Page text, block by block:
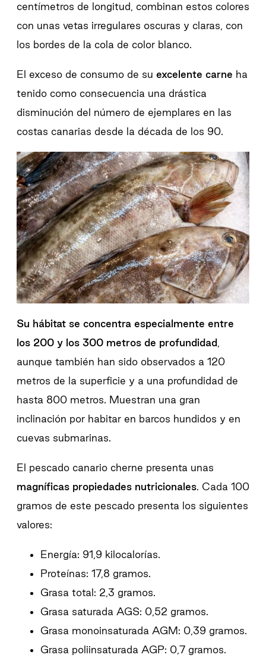
centímetros de longitud, combinan estos colores
con unas vetas irregulares oscuras y claras, con
los bordes de la cola de color blanco.
El exceso de consumo de su excelente carne ha
tenido como consecuencia una drástica
disminución del número de ejemplares en las
costas canarias desde la década de los 90.
Su hábitat se concentra especialmente entre
los 200 y los 300 metros de profundidad
aunque también han sido observados a 120
metros de la superficie y a una profundidad de
hasta 800 metros. Muestran una gran
inclinación por habitar en barcos hundidos y en
cuevas submarinas.
El pescado canario cherne presenta unas
magníficas propiedades nutricionales. Cada 100
gramos de este pescado presenta los siguientes
valores:
Energía: 91,9 kilocalorías.
Proteínas: 17,8 gramos.
Grasa total: 2,3 gramos.
Grasa saturada AGS: 0,52 gramos.
Grasa monoinsaturada AGM: 0,39 gramos.
Grasa poliinsaturada AGP: 0,7 gramos.